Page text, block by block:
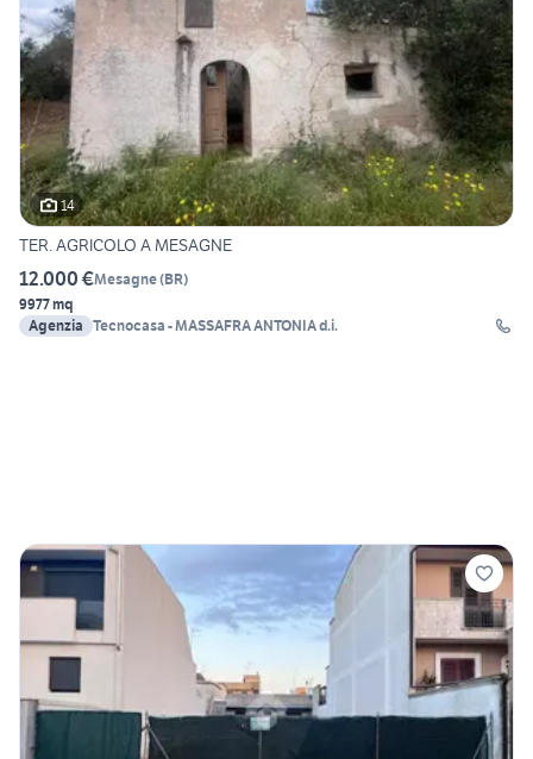
14
TER. AGRICOLO A MESAGNE
12.000 €Mesagne(BR)
9977 mq
Agenzia Tecnocasa - MASSAFRA ANTONIA d.i.